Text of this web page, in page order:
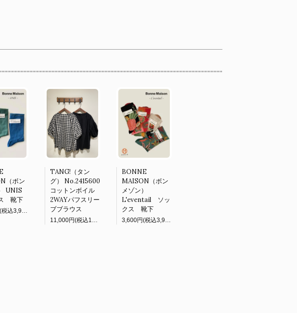
（ボン
UNIS
靴下
3,600円(税込3,960円)
TANG!（タン
グ） No.2415600
コットンボイル
2WAYパフスリー
ブブラウス
11,000円(税込12,100円)
BONNE
MAISON（ボン
メゾン）
L'eventail ソッ
クス 靴下
3,600円(税込3,960円)